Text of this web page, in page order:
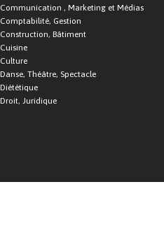
Communication , Marketing et Médias
Comptabilité, Gestion
Construction, Bâtiment
Cuisine
Culture
Danse, Théâtre, Spectacle
Diététique
Droit, Juridique